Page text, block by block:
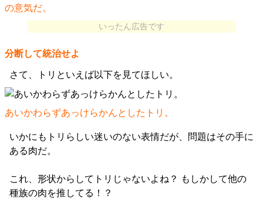
の意気だ。
いったん広告です
分断して統治せよ
さて、トリといえば以下を見てほしい。
あいかわらずあっけらかんとしたトリ。
いかにもトリらしい迷いのない表情だが、問題はその手に
ある肉だ。
これ、形状からしてトリじゃないよね？ もしかして他の
種族の肉を推してる！？